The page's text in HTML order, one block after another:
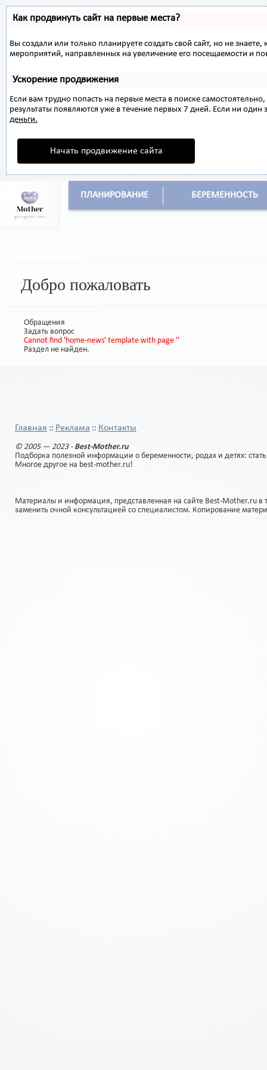
Как продвинуть сайт на первые места?
Вы создали или только планируете создать свой сайт, но не
мероприятий, направленных на увеличение его посещаемости и
Ускорение продвижения
Если вам трудно попасть на первые места в поиске
результаты появляются уже в течение первых 7 дней. Если ни один
деньги.
Начать продвижение сайта
ПЛАНИРОВАНИЕ БЕРЕМЕННОСТЬ
Добро пожаловать
Обращения
Задать вопрос
Cannot find 'home-news' template with page ''
Раздел не найден.
Главная :: Реклама :: Контакты
© 2005 — 2023 - Best-Mother.ru
Подборка полезной информации о беременности, родах и детях:
Многое другое на best-mother.ru!
Материалы и информация, представленная на сайте Best-Mother.ru
заменить очной консультацией со специалистом. Копирование